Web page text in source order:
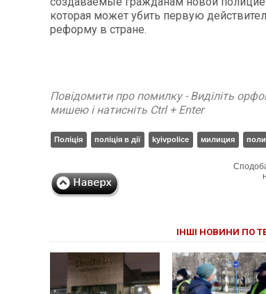
которая может убить первую
реформу в стране.
Повідомити про помилку - Виділіть
мишею і натисніть Ctrl + Enter
Поліція поліція в дії kyivpolice милиция
ІНШІ НОВИНИ ПО